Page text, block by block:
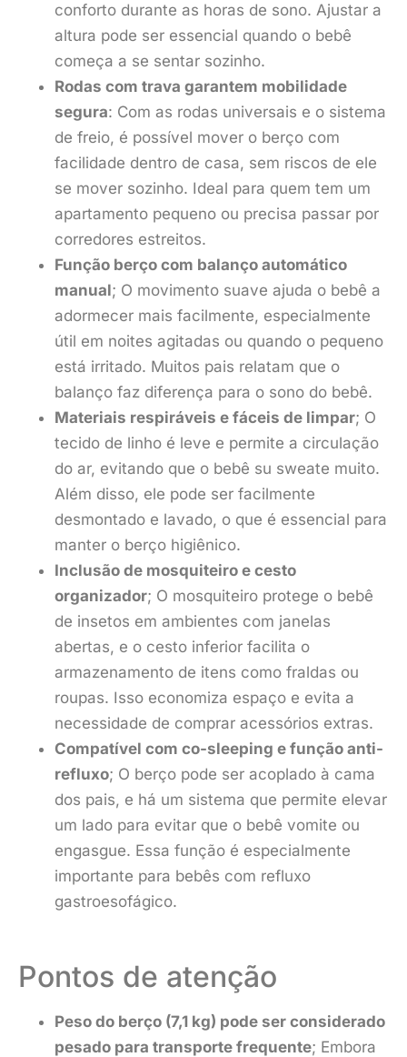
conforto durante as horas de sono. Ajustar a
altura pode ser essencial quando o bebê
começa a se sentar sozinho.
Rodas com trava garantem mobilidade
segura: Com as rodas universais e o sistema
de freio, é possível mover o berço com
facilidade dentro de casa, sem riscos de ele
se mover sozinho. Ideal para quem tem um
apartamento pequeno ou precisa passar por
corredores estreitos.
Função berço com balanço automático
manual; O movimento suave ajuda o bebê a
adormecer mais facilmente, especialmente
útil em noites agitadas ou quando o pequeno
está irritado. Muitos pais relatam que o
balanço faz diferença para o sono do bebê.
Materiais respiráveis e fáceis de limpar; O
tecido de linho é leve e permite a circulação
do ar, evitando que o bebê su sweate muito.
Além disso, ele pode ser facilmente
desmontado e lavado, o que é essencial para
manter o berço higiênico.
Inclusão de mosquiteiro e cesto
organizador; O mosquiteiro protege o bebê
de insetos em ambientes com janelas
abertas, e o cesto inferior facilita o
armazenamento de itens como fraldas ou
roupas. Isso economiza espaço e evita a
necessidade de comprar acessórios extras.
Compatível com co-sleeping e função anti-
refluxo; O berço pode ser acoplado à cama
dos pais, e há um sistema que permite elevar
um lado para evitar que o bebê vomite ou
engasgue. Essa função é especialmente
importante para bebês com refluxo
gastroesofágico.
Pontos de atenção
Peso do berço (7,1 kg) pode ser considerado
pesado para transporte frequente; Embora